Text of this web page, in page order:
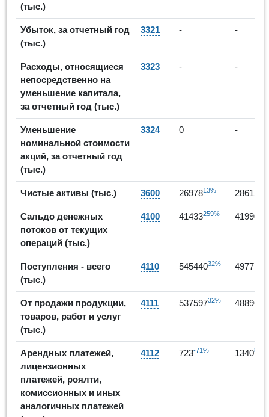
(тыс.)
Убыток, за отчетный год
(тыс.)
3321 - -
Расходы, относящиеся
непосредственно на
уменьшение капитала,
за отчетный год (тыс.)
3323 - -
Уменьшение
номинальной стоимости
акций, за отчетный год
(тыс.)
3324 0 -
Чистые активы (тыс.) 3600 2697813% 28612
Сальдо денежных
потоков от текущих
операций (тыс.)
4100 41433259% 41990
Поступления - всего
(тыс.)
4110 54544032% 497715
От продажи продукции,
товаров, работ и услуг
(тыс.)
4111 53759732% 488961
Арендных платежей,
лицензионных
платежей, роялти,
комиссионных и иных
аналогичных платежей
4112 723-71% 134085%